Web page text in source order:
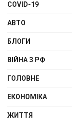
COVID-19
АВТО
БЛОГИ
ВІЙНА З РФ
ГОЛОВНЕ
ЕКОНОМІКА
ЖИТТЯ